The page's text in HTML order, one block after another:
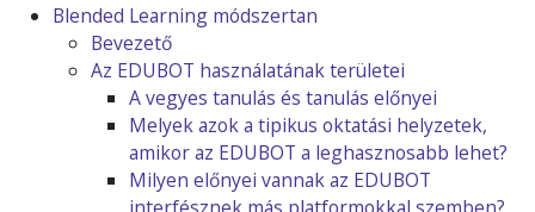
Blended Learning módszertan
Bevezető
Az EDUBOT használatának területei
A vegyes tanulás és tanulás előnyei
Melyek azok a tipikus oktatási helyzetek,
amikor az EDUBOT a leghasznosabb lehet?
Milyen előnyei vannak az EDUBOT